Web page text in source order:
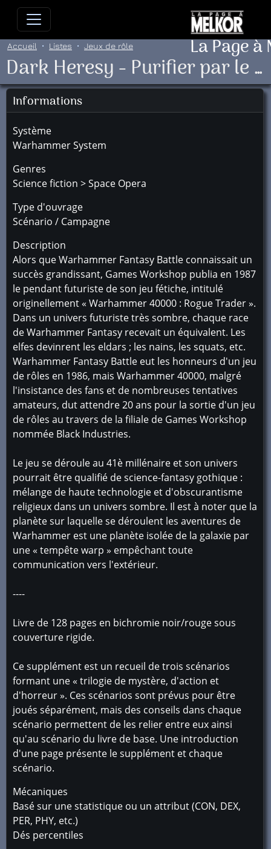
Allez directement au contenu
La Page
Accueil Listes Jeux de rôle
Dark Heresy - Purifier par le Feu
Informations
Système
Warhammer System
Genres
Science fiction > Space Opera
Type d'ouvrage
Scénario / Campagne
Description
Alors que Warhammer Fantasy Battle connaissait un
succès grandissant, Games Workshop publia en 1987
le pendant futuriste de son jeu fétiche, intitulé
originellement « Warhammer 40000 : Rogue Trader ».
Dans un univers futuriste très sombre, chaque race
de Warhammer Fantasy recevait un équivalent. Les
elfes devinrent les eldars ; les nains, les squats, etc.
Warhammer Fantasy Battle eut les honneurs d'un jeu
de rôles en 1986, mais Warhammer 40000, malgré
l'insistance des fans et de nombreuses tentatives
amateurs, dut attendre 20 ans pour la sortie d'un jeu
de rôles au travers de la filiale de Games Workshop
nommée Black Industries.
Le jeu se déroule au 41è millénaire et son univers
pourrait être qualifié de science-fantasy gothique :
mélange de haute technologie et d'obscurantisme
religieux dans un univers sombre. Il est à noter que la
planète sur laquelle se déroulent les aventures de
Warhammer est une planète isolée de la galaxie par
une « tempête warp » empêchant toute
communication vers l'extérieur.
----
Livre de 128 pages en bichromie noir/rouge sous
couverture rigide.
Ce supplément est un recueil de trois scénarios
formant une « trilogie de mystère, d'action et
d'horreur ». Ces scénarios sont prévus pour être
joués séparément, mais des conseils dans chaque
scénario permettent de les relier entre eux ainsi
qu'au scénario du livre de base. Une introduction
d'une page présente le supplément et chaque
scénario.
Mécaniques
Basé sur une statistique ou un attribut (CON, DEX,
PER, PHY, etc.)
Dés percentiles